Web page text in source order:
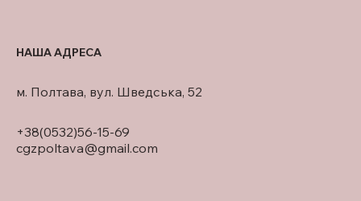
+38(0532)56-15-69
cgzpoltava@gmail.com
м. Полтава, вул. Шведська, 52
НАША АДРЕСА